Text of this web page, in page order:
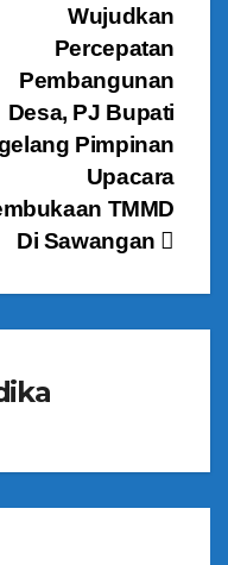
Wujudkan
Percepatan
Pembangunan
Desa, PJ Bupati
Pimpinan
Upacara
TMMD
Di Sawangan